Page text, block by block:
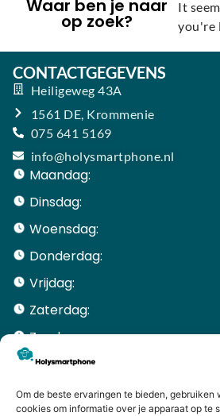
Om de beste ervaringen te bieden,
cookies om informatie over je apparaat op te
Waar ben je naar
op zoek?
It
you're
CONTACTGEGEVENS
Heiligeweg 43A
1561 DE, Krommenie
075 641 5169
info@holysmartphone.nl
Maandag:
Dinsdag:
Woensdag:
Donderdag:
Vrijdag:
Zaterdag:
Zondag:
ACCOUNT
Bestellingen